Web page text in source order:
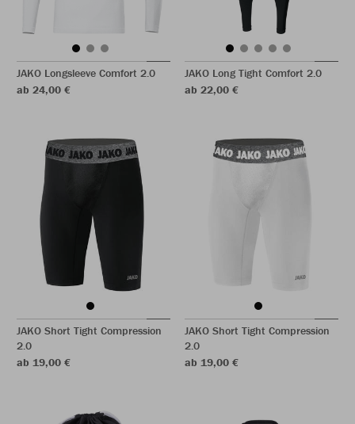
JAKO Longsleeve Comfort 2.0
ab 24,00 €
JAKO Long Tight Comfort 2.0
ab 22,00 €
JAKO Short Tight Compression
2.0
ab 19,00 €
JAKO Short Tight Compression
2.0
ab 19,00 €